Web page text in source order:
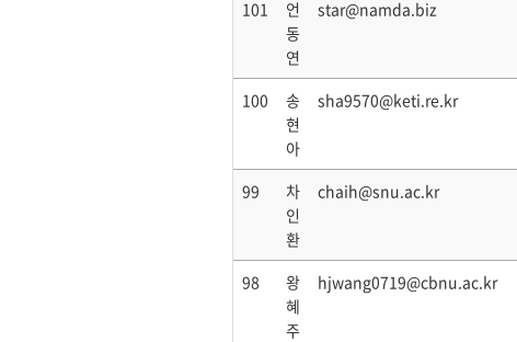
101
언
동
연
star@namda.biz
100
송
현
아
sha9570@keti.re.kr
99
차
인
환
chaih@snu.ac.kr
98
왕
혜
주
hjwang0719@cbnu.ac.kr